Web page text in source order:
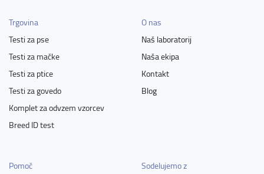
Trgovina
Testi za pse
Testi za mačke
Testi za ptice
Testi za govedo
Komplet za odvzem vzorcev
Breed ID test
O nas
Naš laboratorij
Naša ekipa
Kontakt
Blog
Pomoč
Sodelujemo z